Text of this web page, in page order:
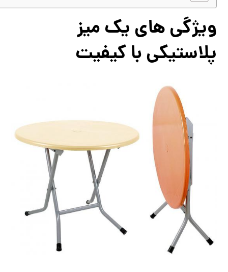
ویژگی های یک میز
پلاستیکی با کیفیت